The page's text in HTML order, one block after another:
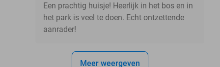
Een prachtig huisje! Heerlijk in het bos en in
het park is veel te doen. Echt ontzettende
aanrader!
Meer weergeven